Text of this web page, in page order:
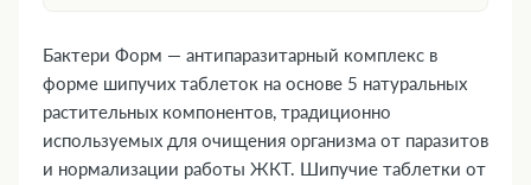
1. Форма выпуска
2. Фармакологическая группа
3. Фармакодинамика и фармакокинетика
4. Где купить Бактери Форм, наличие и цены в
аптеках в Кандыагаше
5. Показания к применению
Бактери Форм — антипаразитарный комплекс в
форме шипучих таблеток на основе 5 натуральных
растительных компонентов, традиционно
используемых для очищения организма от паразитов
и нормализации работы ЖКТ. Шипучие таблетки от